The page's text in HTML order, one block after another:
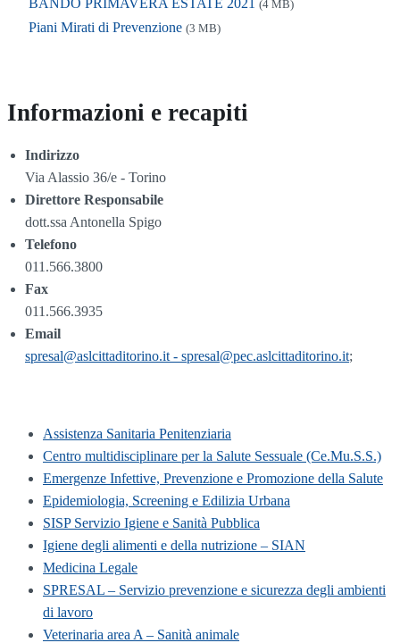
BANDO PRIMAVERA ESTATE 2021 (4 MB)
Piani Mirati di Prevenzione (3 MB)
Informazioni e recapiti
Indirizzo
Via Alassio 36/e - Torino
Direttore Responsabile
dott.ssa Antonella Spigo
Telefono
011.566.3800
Fax
011.566.3935
Email
spresal@aslcittaditorino.it - spresal@pec.aslcittaditorino.it;
Assistenza Sanitaria Penitenziaria
Centro multidisciplinare per la Salute Sessuale (Ce.Mu.S.S.)
Emergenze Infettive, Prevenzione e Promozione della Salute
Epidemiologia, Screening e Edilizia Urbana
SISP Servizio Igiene e Sanità Pubblica
Igiene degli alimenti e della nutrizione – SIAN
Medicina Legale
SPRESAL – Servizio prevenzione e sicurezza degli ambienti
di lavoro
Veterinaria area A – Sanità animale